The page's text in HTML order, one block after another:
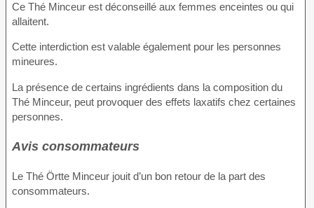
Ce Thé Minceur est déconseillé aux femmes enceintes ou qui
allaitent.
Cette interdiction est valable également pour les personnes
mineures.
La présence de certains ingrédients dans la composition du
Thé Minceur, peut provoquer des effets laxatifs chez certaines
personnes.
Avis consommateurs
Le Thé Örtte Minceur jouit d’un bon retour de la part des
consommateurs.